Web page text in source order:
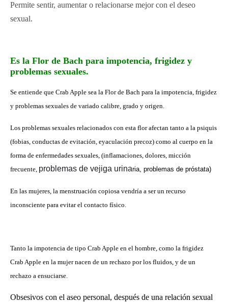
Permite sentir, aumentar o relacionarse mejor con el deseo
sexual.
Es la Flor de Bach para impotencia, frigidez y
problemas sexuales.
Se entiende que Crab Apple sea la Flor de Bach para la impotencia, frigidez
y problemas sexuales de variado calibre, grado y origen.
Los problemas sexuales relacionados con esta flor afectan tanto a la psiquis
(fobias, conductas de evitación, eyaculación precoz) como al cuerpo en la
forma de enfermedades sexuales, (inflamaciones, dolores, micción
frecuente, problemas de vejiga urinaria, problemas de próstata)
En las mujeres, la menstruación copiosa vendría a ser un recurso
inconsciente para evitar el contacto físico.
Tanto la impotencia de tipo Crab Apple en el hombre, como la frigidez
Crab Apple en la mujer nacen de un rechazo por los fluidos, y de un
rechazo a ensuciarse.
Obsesivos con el aseo personal, después de una relación sexual